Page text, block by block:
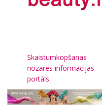
Skaistumkopšanas
nozares informācijas
portāls